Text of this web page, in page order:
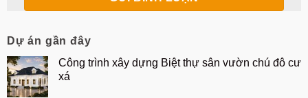
Dự án gần đây
Công trình xây dựng Biệt thự sân vườn chú đô cư
xá